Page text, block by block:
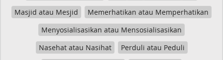
Masjid atau Mesjid
Memerhatikan atau Memperhatikan
Menyosialisasikan atau Mensosialisasikan
Nasehat atau Nasihat
Perduli atau Peduli